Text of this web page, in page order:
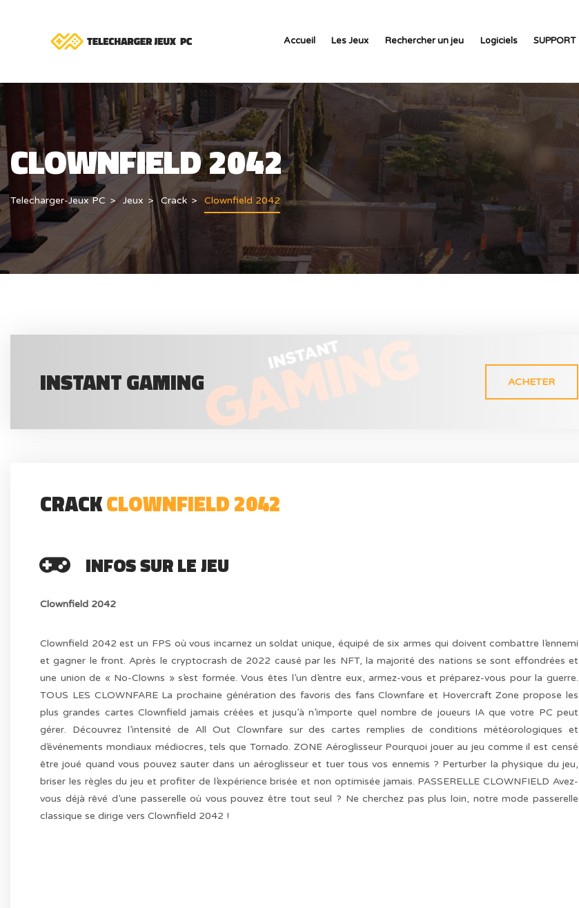
Accueil Les Jeux Rechercher un jeu Logiciels SUPPORT
CLOWNFIELD 2042
Telecharger-Jeux PC Jeux Crack Clownfield 2042
INSTANT GAMING ACHETER
CRACKCLOWNFIELD 2042
INFOS SUR LE JEU
Clownfield 2042
Clownfield 2042 est un FPS où vous incarnez un soldat unique, équipé de six armes qui doivent combattre l’ennemi
et gagner le front. Après le cryptocrash de 2022 causé par les NFT, la majorité des nations se sont effondrées et
une union de « No-Clowns » s’est formée. Vous êtes l’un d’entre eux, armez-vous et préparez-vous pour la guerre.
TOUS LES CLOWNFARE La prochaine génération des favoris des fans Clownfare et Hovercraft Zone propose les
plus grandes cartes Clownfield jamais créées et jusqu’à n’importe quel nombre de joueurs IA que votre PC peut
gérer. Découvrez l’intensité de All Out Clownfare sur des cartes remplies de conditions météorologiques et
d’événements mondiaux médiocres, tels que Tornado. ZONE Aéroglisseur Pourquoi jouer au jeu comme il est censé
être joué quand vous pouvez sauter dans un aéroglisseur et tuer tous vos ennemis ? Perturber la physique du jeu,
briser les règles du jeu et profiter de l’expérience brisée et non optimisée jamais. PASSERELLE CLOWNFIELD Avez-
vous déjà rêvé d’une passerelle où vous pouvez être tout seul ? Ne cherchez pas plus loin, notre mode passerelle
classique se dirige vers Clownfield 2042 !